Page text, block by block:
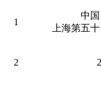
1
中
上海第五
2